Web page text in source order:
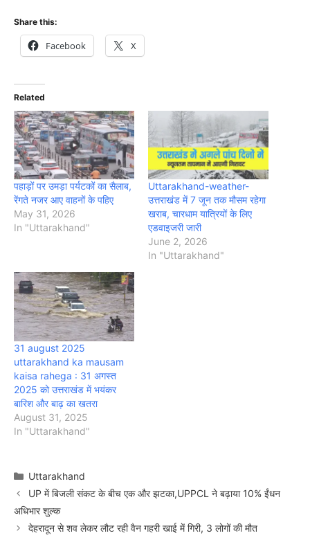
Share this:
Facebook X
Related
पहाड़ों पर उमड़ा पर्यटकों का सैलाब,
रेंगते नजर आए वाहनों के पहिए
May 31, 2026
In "Uttarakhand"
Uttarakhand-weather-
उत्तराखंड में 7 जून तक मौसम रहेगा
खराब, चारधाम यात्रियों के लिए
एडवाइजरी जारी
June 2, 2026
In "Uttarakhand"
31 august 2025
uttarakhand ka mausam
kaisa rahega : 31 अगस्त
2025 को उत्तराखंड में भयंकर
बारिश और बाढ़ का खतरा
August 31, 2025
In "Uttarakhand"
Categories
Uttarakhand
UP में बिजली संकट के बीच एक और झटका,UPPCL ने बढ़ाया 10% ईंधन
अधिभार शुल्क
देहरादून से शव लेकर लौट रही वैन गहरी खाई में गिरी, 3 लोगों की मौत